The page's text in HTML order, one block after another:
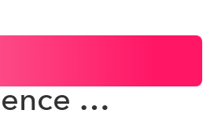
18/6/2024,
est
…